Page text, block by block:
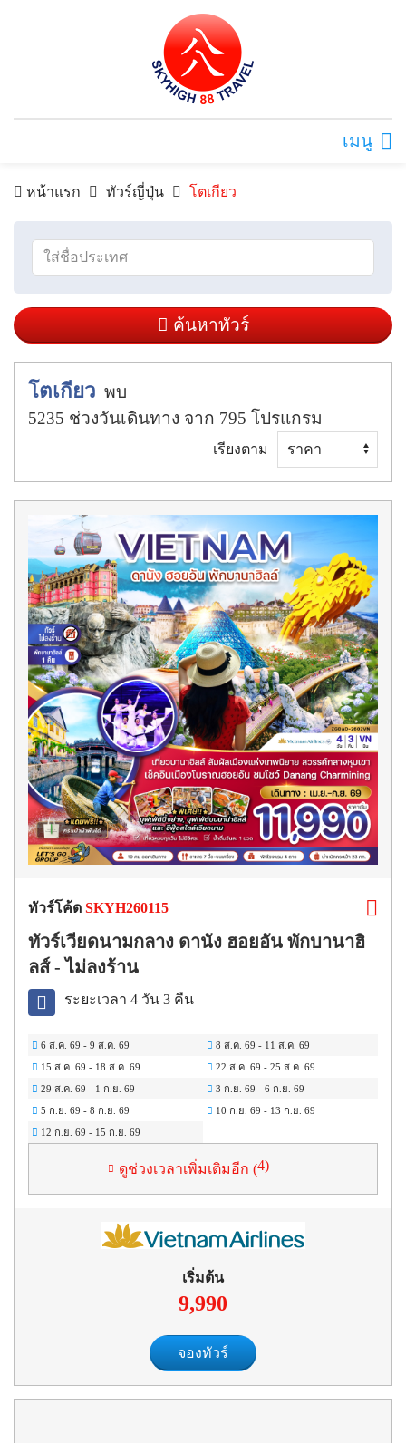
เมนู
หน้าแรก ทัวร์ญี่ปุ่น โตเกียว
ค้นหาทัวร์
โตเกียว พบ
5235 ช่วงวันเดินทาง จาก 795 โปรแกรม
เรียงตาม
ทัวร์โค้ด SKYH260115
ทัวร์เวียดนามกลาง ดานัง ฮอยอัน พักบานาฮิ
ลส์ - ไม่ลงร้าน
ระยะเวลา 4 วัน 3 คืน
6 ส.ค. 69 - 9 ส.ค. 69 8 ส.ค. 69 - 11 ส.ค. 69
15 ส.ค. 69 - 18 ส.ค. 69 22 ส.ค. 69 - 25 ส.ค. 69
29 ส.ค. 69 - 1 ก.ย. 69 3 ก.ย. 69 - 6 ก.ย. 69
5 ก.ย. 69 - 8 ก.ย. 69 10 ก.ย. 69 - 13 ก.ย. 69
12 ก.ย. 69 - 15 ก.ย. 69
ดูช่วงเวลาเพิ่มเติมอีก (4)
เริ่มต้น
9,990
จองทัวร์